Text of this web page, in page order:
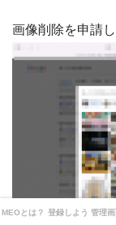
画像削除を申請
MEOとは？ 登録しよう 管理